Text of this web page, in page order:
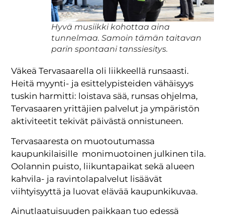
Hyvä musiikki kohottaa aina
tunnelmaa. Samoin tämän taitavan
parin spontaani tanssiesitys.
Väkeä Tervasaarella oli liikkeellä runsaasti.
Heitä myynti- ja esittelypisteiden vähäisyys
tuskin harmitti: loistava sää, runsas ohjelma,
Tervasaaren yrittäjien palvelut ja ympäristön
aktiviteetit tekivät päivästä onnistuneen.
Tervasaaresta on muotoutumassa
kaupunkilaisille monimuotoinen julkinen tila.
Oolannin puisto, liikuntapaikat sekä alueen
kahvila- ja ravintolapalvelut lisäävät
viihtyisyyttä ja luovat elävää kaupunkikuvaa.
Ainutlaatuisuuden paikkaan tuo edessä